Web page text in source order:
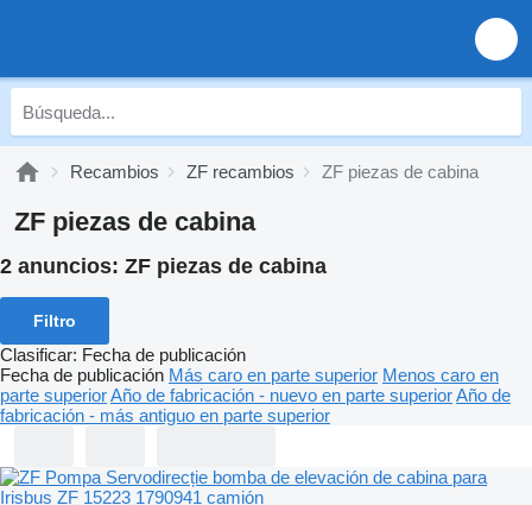
Recambios ZF recambios ZF piezas de cabina
ZF piezas de cabina
2 anuncios: ZF piezas de cabina
Filtro
Clasificar: Fecha de publicación
Fecha de publicación Más caro en parte superior Menos caro en
parte superiorAño de fabricación - nuevo en parte superiorAño de
fabricación - más antiguo en parte superior